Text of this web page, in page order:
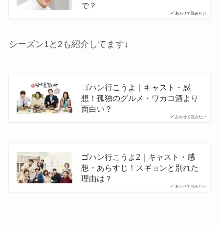
あわせて読みたい
で？
シーズン1と2も紹介してます↓
あわせて読みたい
ゴハン行こうよ｜キャスト・感
想！孤独のグルメ・ワカコ酒より
面白い？
あわせて読みたい
ゴハン行こうよ2｜キャスト・感
想・あらすじ！スギョンと別れた
理由は？